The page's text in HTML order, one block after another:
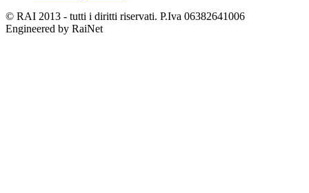
© RAI 2013 - tutti i diritti riservati. P.Iva 06382641006
Engineered by RaiNet